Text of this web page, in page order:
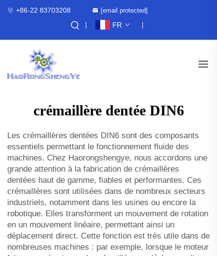
+86-22 83703208 [email protected]
FR
crémaillère dentée DIN6
Les crémaillères dentées DIN6 sont des composants
essentiels permettant le fonctionnement fluide des
machines. Chez Haorongshengye, nous accordons une
grande attention à la fabrication de crémaillères
dentées haut de gamme, fiables et performantes. Ces
crémaillères sont utilisées dans de nombreux secteurs
industriels, notamment dans les usines ou encore la
robotique. Elles transforment un mouvement de rotation
en un mouvement linéaire, permettant ainsi un
déplacement direct. Cette fonction est très utile dans de
nombreuses machines : par exemple, lorsque le moteur